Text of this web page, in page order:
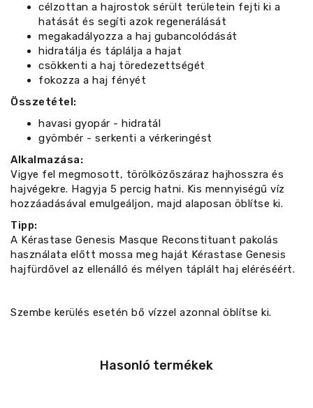
célzottan a hajrostok sérült területein fejti ki a
hatását és segíti azok regenerálását
megakadályozza a haj gubancolódását
hidratálja és táplálja a hajat
csökkenti a haj töredezettségét
fokozza a haj fényét
Összetétel:
havasi gyopár - hidratál
gyömbér - serkenti a vérkeringést
Alkalmazása:
Vigye fel megmosott, törölközőszáraz hajhosszra és
hajvégekre. Hagyja 5 percig hatni. Kis mennyiségű víz
hozzáadásával emulgeáljon, majd alaposan öblítse ki.
Tipp:
A Kérastase Genesis Masque Reconstituant pakolás
használata előtt mossa meg haját Kérastase Genesis
hajfürdővel az ellenálló és mélyen táplált haj eléréséért.
Szembe kerülés esetén bő vízzel azonnal öblítse ki.
Hasonló termékek